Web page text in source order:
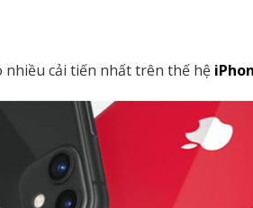
nhiều cải tiến nhất trên thế hệ